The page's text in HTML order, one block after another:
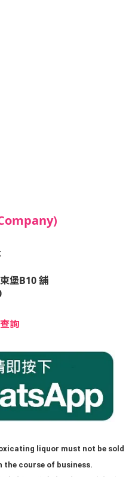
Company)
堡B10 舖
詢
liquor must not be sold
the course of business.